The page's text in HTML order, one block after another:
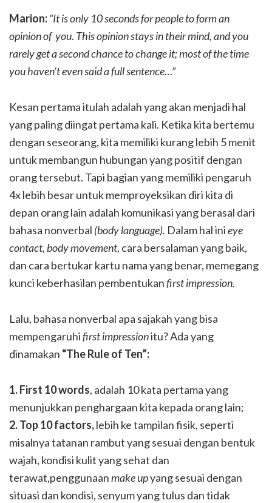
Marion:“It is only 10 seconds for people to form an
opinion of you. This opinion stays in their mind, and you
rarely get a second chance to change it; most of the time
you haven’t even said a full sentence…”
Kesan pertama itulah adalah yang akan menjadi hal
yang paling diingat pertama kali. Ketika kita bertemu
dengan seseorang, kita memiliki kurang lebih 5 menit
untuk membangun hubungan yang positif dengan
orang tersebut. Tapi bagian yang memiliki pengaruh
4x lebih besar untuk memproyeksikan diri kita di
depan orang lain adalah komunikasi yang berasal dari
bahasa nonverbal (body language). Dalam hal inieye
contact, body movement, cara bersalaman yang baik,
dan cara bertukar kartu nama yang benar, memegang
kunci keberhasilan pembentukanfirst impression.
Lalu, bahasa nonverbal apa sajakah yang bisa
mempengaruhifirst impressionitu? Ada yang
dinamakan “The Rule of Ten”:
1. First 10 words, adalah 10 kata pertama yang
menunjukkan penghargaan kita kepada orang lain;
2. Top 10 factors,lebih ke tampilan fisik, seperti
misalnya tatanan rambut yang sesuai dengan bentuk
wajah, kondisi kulit yang sehat dan
terawat,penggunaanmake upyang sesuai dengan
situasi dan kondisi, senyum yang tulus dan tidak